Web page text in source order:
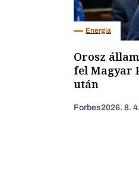
Energia
Orosz
fel Magyar
után
Forbes2026. 8. 4.